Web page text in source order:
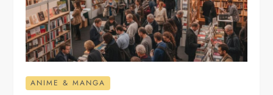
ANIME & MANGA